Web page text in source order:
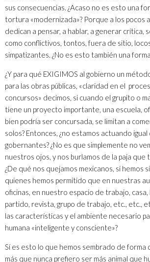
sus consecuencias. ¿Acaso no es esto una
tortura «modernizada»? Porque a los pocos
dedican a pensar, a hablar, a generar crítica,
como conflictivos, tontos, fuera de sitio,
simpatizantes. ¿No es esto también una
¿Y para qué EXIGIMOS al gobierno un
para las obras públicas, «claridad en el
concursos» decimos, si cuando el grupito o
tiene un proyecto importante, una escuela,
bien podría ser concursada, se limitan a
solos? Entonces, ¿no estamos actuando
gobernantes? ¿No es que simplemente no
nuestros ojos, y nos burlamos de la paja que
¿De qué nos quejamos mexicanos, si hemos
quienes hemos permitido que en nuestras
oficinas, en nuestro espacio de trabajo, casa,
partido, revista, grupo de trabajo, etc., etc.,
las características y el ambiente necesario
humana «inteligente y consciente»?
Sí es esto lo que hemos sembrado de forma
más que nunca prefiero ser más animal que